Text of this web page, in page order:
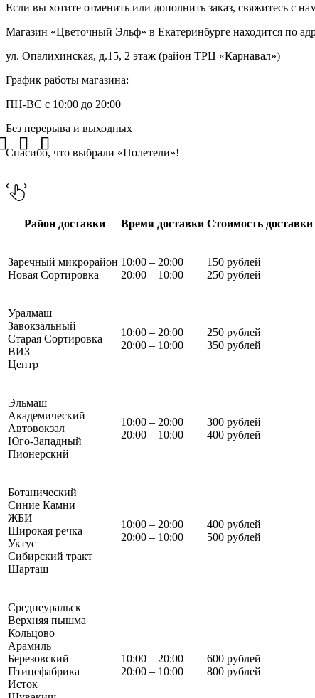
Если вы хотите отменить или дополнить заказ, свяжитесь с
Магазин «Цветочный Эльф» в Екатеринбурге находится по
ул. Опалихинская, д.15, 2 этаж (район ТРЦ «Карнавал»)
График работы магазина:
ПН-ВС с 10:00 до 20:00
Без перерыва и выходных
Спасибо, что выбрали «Полетели»!
Район доставки Время доставки Стоимость доставки
Заречный микрорайон
Новая Сортировка
10:00 – 20:00
20:00 – 10:00
150 рублей
250 рублей
Уралмаш
Завокзальный
Старая Сортировка
ВИЗ
Центр
10:00 – 20:00
20:00 – 10:00
250 рублей
350 рублей
Эльмаш
Академический
Автовокзал
Юго-Западный
Пионерский
10:00 – 20:00
20:00 – 10:00
300 рублей
400 рублей
Ботанический
Синие Камни
ЖБИ
Широкая речка
Уктус
Сибирский тракт
Шарташ
10:00 – 20:00
20:00 – 10:00
400 рублей
500 рублей
Среднеуральск
Верхняя пышма
Кольцово
Арамиль
Березовский
Птицефабрика
Исток
10:00 – 20:00
20:00 – 10:00
600 рублей
800 рублей